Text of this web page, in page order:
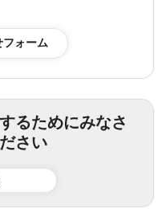
るためにみなさ
さい